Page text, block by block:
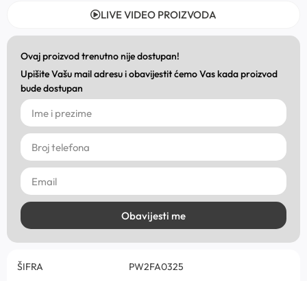
LIVE VIDEO PROIZVODA
Ovaj proizvod trenutno nije dostupan!
Upišite Vašu mail adresu i obavijestit ćemo Vas kada proizvod
bude dostupan
Obavijesti me
ŠIFRA
PW2FA0325